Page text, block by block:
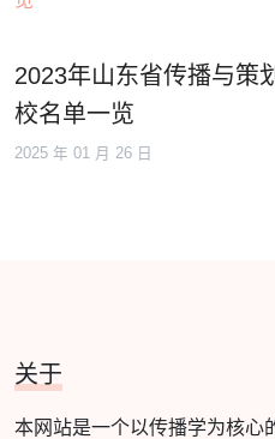
2023年山东省传播与策
校名单一览
2025 年 01 月 26 日
关于
本网站是一个以传播学为核心